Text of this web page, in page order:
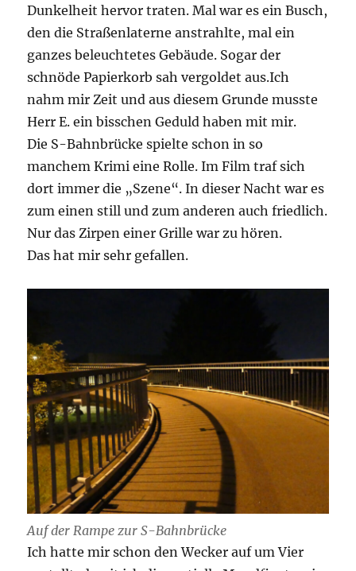
Dunkelheit hervor traten. Mal war es ein Busch,
den die Straßenlaterne anstrahlte, mal ein
ganzes beleuchtetes Gebäude. Sogar der
schnöde Papierkorb sah vergoldet aus.Ich
nahm mir Zeit und aus diesem Grunde musste
Herr E. ein bisschen Geduld haben mit mir.
Die S-Bahnbrücke spielte schon in so
manchem Krimi eine Rolle. Im Film traf sich
dort immer die „Szene“. In dieser Nacht war es
zum einen still und zum anderen auch friedlich.
Nur das Zirpen einer Grille war zu hören.
Das hat mir sehr gefallen.
Auf der Rampe zur S-Bahnbrücke
Ich hatte mir schon den Wecker auf um Vier